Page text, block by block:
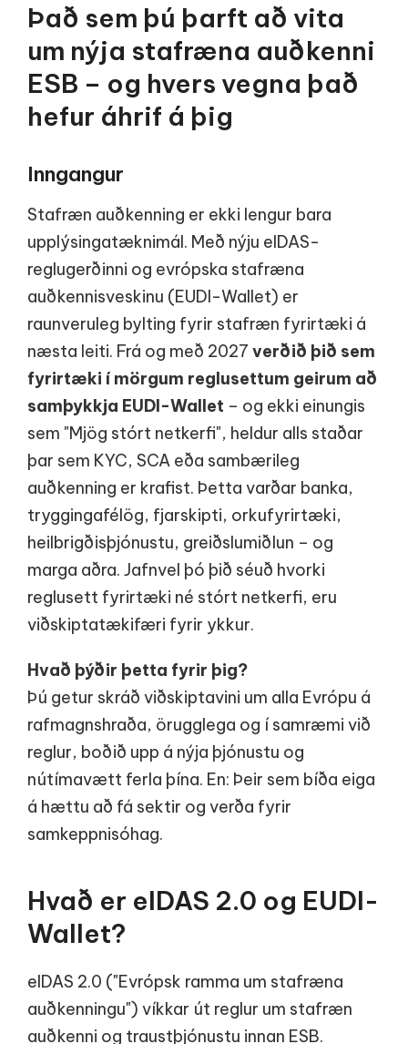
Það sem þú þarft að vita
um nýja stafræna auðkenni
ESB – og hvers vegna það
hefur áhrif á þig
Inngangur
Stafræn auðkenning er ekki lengur bara
upplýsingatæknimál. Með nýju eIDAS-
reglugerðinni og evrópska stafræna
auðkennisveskinu (EUDI-Wallet) er
raunveruleg bylting fyrir stafræn fyrirtæki á
næsta leiti. Frá og með 2027 verðið þið sem
fyrirtæki í mörgum reglusettum geirum að
samþykkja EUDI-Wallet – og ekki einungis
sem "Mjög stórt netkerfi", heldur alls staðar
þar sem KYC, SCA eða sambærileg
auðkenning er krafist. Þetta varðar banka,
tryggingafélög, fjarskipti, orkufyrirtæki,
heilbrigðisþjónustu, greiðslumiðlun – og
marga aðra. Jafnvel þó þið séuð hvorki
reglusett fyrirtæki né stórt netkerfi, eru
viðskiptatækifæri fyrir ykkur.
Hvað þýðir þetta fyrir þig?
Þú getur skráð viðskiptavini um alla Evrópu á
rafmagnshraða, örugglega og í samræmi við
reglur, boðið upp á nýja þjónustu og
nútímavætt ferla þína. En: Þeir sem bíða eiga
á hættu að fá sektir og verða fyrir
samkeppnisóhag.
Hvað er eIDAS 2.0 og EUDI-
Wallet?
eIDAS 2.0 ("Evrópsk ramma um stafræna
auðkenningu") víkkar út reglur um stafræn
auðkenni og traustþjónustu innan ESB.